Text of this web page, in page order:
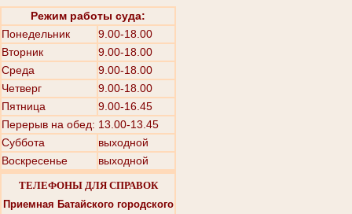
Режим работы суда:
Понедельник
9.00-18.00
Вторник
9.00-18.00
Среда
9.00-18.00
Четверг
9.00-18.00
Пятница
9.00-16.45
Перерыв на обед: 13.00-13.45
Суббота
выходной
Воскресенье
выходной
ТЕЛЕФОНЫ ДЛЯ СПРАВОК
Приемная Батайского городского